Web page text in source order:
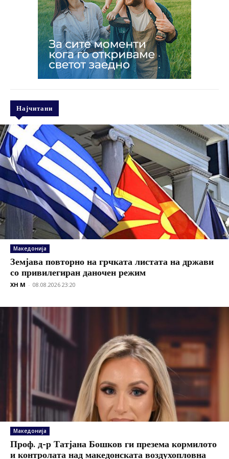
Најчитани
Македонија
Земјава повторно на грчката листата на држави
со привилегиран даночен режим
XH M - 08.08.2026 23:20
Македонија
Проф. д-р Татјана Бошков ги презема кормилото
и контролата над македонската воздухопловна